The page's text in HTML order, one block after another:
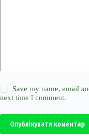
Save my name, email
next time I comment.
Опублікувати коментар